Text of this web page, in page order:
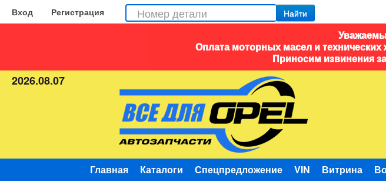
Вход Регистрация Найти
Оплата моторных масел и технических
Приносим извинения
2026.08.07
Главная Каталоги Спецпредложение VIN Витрина